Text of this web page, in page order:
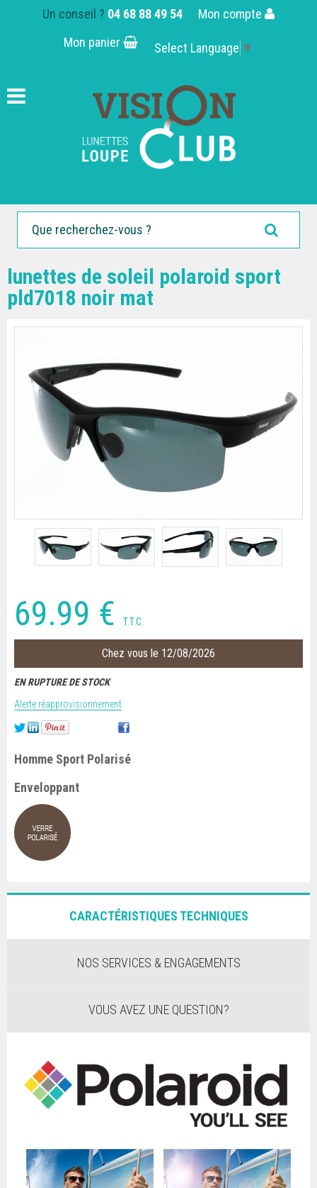
Un conseil ? 04 68 88 49 54
Mon compte
Mon panier
Select Language ▼
lunettes de soleil polaroid sport
pld7018 noir mat
69.99 € T.T.C.
Chez vous le 12/08/2026
EN RUPTURE DE STOCK
Alerte réapprovisionnement
Homme Sport Polarisé
Enveloppant
CARACTÉRISTIQUES TECHNIQUES
NOS SERVICES & ENGAGEMENTS
VOUS AVEZ UNE QUESTION?